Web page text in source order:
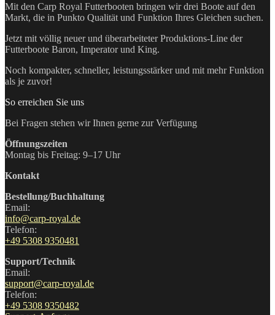
gewählt
werden
Mit den Carp Royal Futterbooten bringen wir drei Boote auf den
Markt, die in Punkto Qualität und Funktion Ihres Gleichen suchen.
Jetzt mit völlig neuer und überarbeiteter Produktions-Line der
Futterboote Baron, Imperator und King.
Noch kompakter, schneller, leistungsstärker und mit mehr Funktion
als je zuvor!
So erreichen Sie uns
Bei Fragen stehen wir Ihnen gerne zur Verfügung
Öffnungszeiten
Montag bis Freitag: 9–17 Uhr
Kontakt
Bestellung/Buchhaltung
Email:
info@carp-royal.de
Telefon:
+49 5308 9350481
Support/Technik
Email:
support@carp-royal.de
Telefon:
+49 5308 9350482